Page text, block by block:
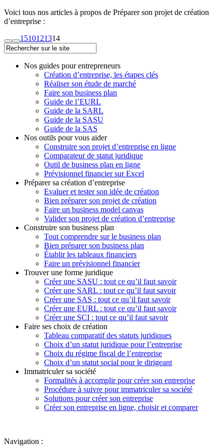
Voici tous nos articles à propos de Préparer son projet de création
d’entreprise :
1 510121314
Nos guides pour entrepreneurs
Création d’entreprise, les étapes clés
Réaliser son étude de marché
Faire son business plan
Guide de l’EURL
Guide de la SARL
Guide de la SASU
Guide de la SAS
Nos outils pour vous aider
Construire son projet d’entreprise en ligne
Comparateur de statut juridique
Outil de business plan en ligne
Prévisionnel financier sur Excel
Préparer sa création d’entreprise
Evaluer et tester son idée de création
Bien préparer son projet de création
Faire un business model canvas
Valider son projet de création d’entreprise
Construire son business plan
Tout comprendre sur le business plan
Bien préparer son business plan
Établir les tableaux financiers
Faire un prévisionnel financier
Trouver une forme juridique
Créer une SASU : tout ce qu’il faut savoir
Créer une SARL : tout ce qu’il faut savoir
Créer une SAS : tout ce qu’il faut savoir
Créer une EURL : tout ce qu’il faut savoir
Créer une SCI : tout ce qu’il faut savoir
Faire ses choix de création
Tableau comparatif des statuts juridiques
Choix d’un statut juridique pour l’entreprise
Choix du régime fiscal de l’entreprise
Choix d’un statut social pour le dirigeant
Immatriculer sa société
Formalités à accomplir pour créer son entreprise
Procédure à suivre pour immatriculer sa société
Solutions pour créer son entreprise
Créer son entreprise en ligne, choisir et comparer
Navigation :